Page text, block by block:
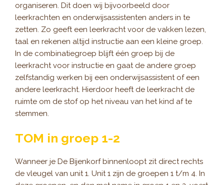
organiseren. Dit doen wij bijvoorbeeld door
leerkrachten en onderwijsassistenten anders in te
zetten. Zo geeft een leerkracht voor de vakken lezen,
taal en rekenen altijd instructie aan een kleine groep.
In de combinatiegroep blijft één groep bij de
leerkracht voor instructie en gaat de andere groep
zelfstandig werken bij een onderwijsassistent of een
andere leerkracht. Hierdoor heeft de leerkracht de
ruimte om de stof op het niveau van het kind af te
stemmen.
TOM in groep 1-2
Wanneer je De Bijenkorf binnenloopt zit direct rechts
de vleugel van unit 1. Unit 1 zijn de groepen 1 t/m 4. In